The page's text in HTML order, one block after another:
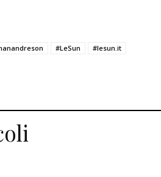
#LeSun
#lesun.it